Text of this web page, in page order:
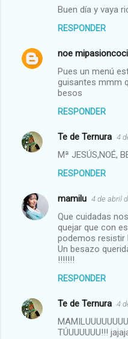
Buen día y vaya
RESPONDER
noe
Pues un menú
guisantes mmm
besos
RESPONDER
Te de Ternura 4
Mª JESÚS,NOÉ,
RESPONDER
mamilu 4 de abril
Que cuidadas
quejar que con
podemos resistir
Un besazo
!!!!!!!
RESPONDER
Te de Ternura 4
TÚUUUUUU!!!